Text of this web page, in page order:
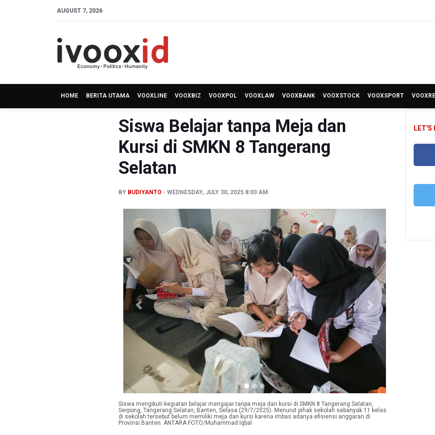
AUGUST 7, 2026
HOME BERITA UTAMA VOOXLINE VOOXBIZ VOOXPOL VOOXLAW VOOXBANK VOOXSTOCK VOOXSPORT
Siswa Belajar tanpa Meja dan
Kursi di SMKN 8 Tangerang
Selatan
BY BUDIYANTO WEDNESDAY, JULY 30, 2025 8:00 AM
Previous Next
Siswa mengikuti kegiatan belajar mengajar tanpa meja dan kursi di SMKN 8 Tangerang Selatan,
Serpong, Tangerang Selatan, Banten, Selasa (29/7/2025). Menurut pihak sekolah sebanyak 11 kelas
di sekolah tersebut belum memiliki meja dan kursi karena imbas adanya efisiensi anggaran di
Provinsi Banten. ANTARA FOTO/Muhammad Iqbal
LET'S